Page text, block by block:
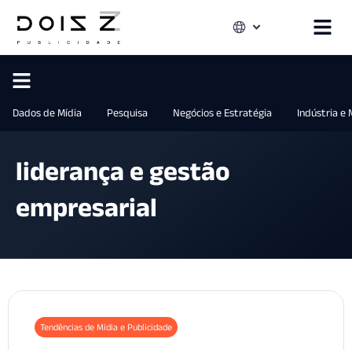
Dados de Mídia Pesquisa Negócios e Estratégia Indústria e
liderança e gestão
empresarial
Tendências de Mídia e Publicidade